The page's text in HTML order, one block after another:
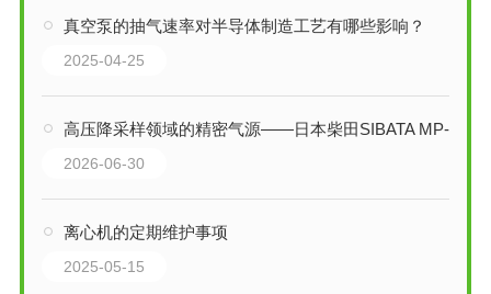
真空泵的抽气速率对半导体制造工艺有哪些影响？
2025-04-25
高压降采样领域的精密气源——日本柴田SIBATA MP-Σ100NⅡ迷你泵技术解析
2026-06-30
离心机的定期维护事项
2025-05-15